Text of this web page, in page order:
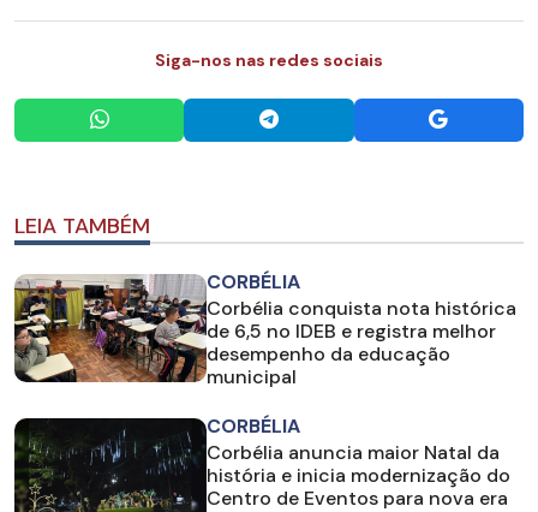
Siga-nos nas redes sociais
LEIA TAMBÉM
CORBÉLIA
Corbélia conquista nota histórica
de 6,5 no IDEB e registra melhor
desempenho da educação
municipal
CORBÉLIA
Corbélia anuncia maior Natal da
história e inicia modernização do
Centro de Eventos para nova era